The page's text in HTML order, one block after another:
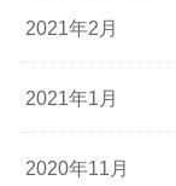
2021年2月
2021年1月
2020年11月